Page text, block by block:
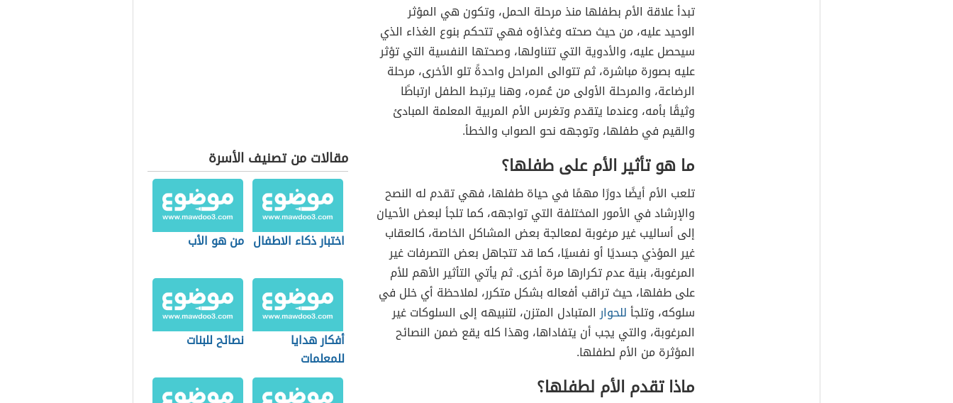
تبدأ علاقة الأم بطفلها منذ مرحلة الحمل، وتكون هي المؤثر
الوحيد عليه، من حيث صحته وغذاؤه فهي تتحكم بنوع الغذاء الذي
سيحصل عليه، والأدوية التي تتناولها، وصحتها النفسية التي تؤثر
عليه بصورة مباشرة، ثم تتوالى المراحل واحدةً تلو الأخرى، مرحلة
الرضاعة، والمرحلة الأولى من عُمره، وهنا يرتبط الطفل ارتباطًا
وثيقًا بأمه، وعندما يتقدم وتغرس الأم المربية المعلمة المبادئ
والقيم في طفلها، وتوجهه نحو الصواب والخطأ.
ما هو تأثير الأم على طفلها؟
تلعب الأم أيضًا دورًا مهمًا في حياة طفلها، فهي تقدم له النصح
والإرشاد في الأمور المختلفة التي تواجهه، كما تلجأ لبعض الأحيان
إلى أساليب غير مرغوبة لمعالجة بعض المشاكل الخاصة، كالعقاب
غير المؤذي جسديًا أو نفسيًا، كما قد تتجاهل بعض التصرفات غير
المرغوبة، بنية عدم تكرارها مرة أخرى. ثم يأتي التأثير الأهم للأم
على طفلها، حيث تراقب أفعاله بشكل متكرر، لملاحظة أي خلل في
سلوكه، وتلجأللحوارالمتبادل المتزن، لتنبيهه إلى السلوكات غير
المرغوبة، والتي يجب أن يتفاداها، وهذا كله يقع ضمن النصائح
المؤثرة من الأم لطفلها.
ماذا تقدم الأم لطفلها؟
مقالات من تصنيف الأسرة
اختبار ذكاء الاطفال من هو الأب
أفكار هدايا
للمعلمات
نصائح للبنات